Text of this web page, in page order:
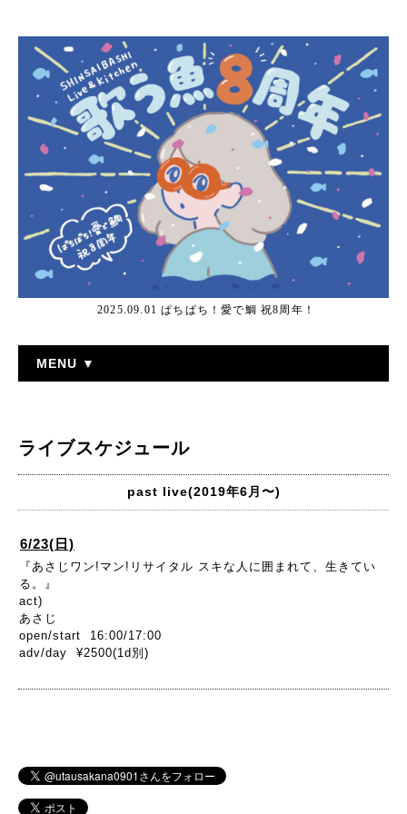
2025.09.01 ぱちぱち！愛で鯛 祝8周年！
MENU ▼
ライブスケジュール
past live(2019年6月〜)
6/23(日)
『あさじワン!マン!リサイタル スキな人に囲まれて、生きてい
る。』
act)
あさじ
open/start 16:00/17:00
adv/day ¥2500(1d別)